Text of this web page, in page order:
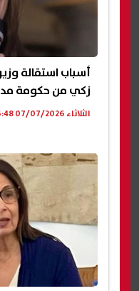
أسباب استقالة
زكي من حكومة
الثلاثاء 07/07/2026 06:48 م